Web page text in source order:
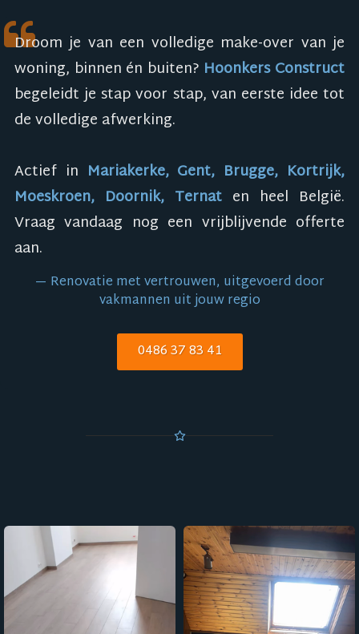
Droom je van een volledige make-over van je
woning, binnen én buiten? Hoonkers Construct
begeleidt je stap voor stap, van eerste idee tot
de volledige afwerking.
Actief in Mariakerke, Gent, Brugge, Kortrijk,
Moeskroen, Doornik, Ternat en heel België.
Vraag vandaag nog een vrijblijvende offerte
aan.
Renovatie met vertrouwen, uitgevoerd door
vakmannen uit jouw regio
0486 37 83 41